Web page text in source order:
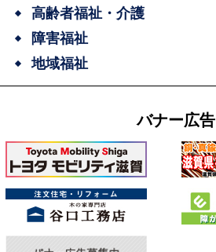
高齢者福祉・介護
障害福祉
地域福祉
バナー広告